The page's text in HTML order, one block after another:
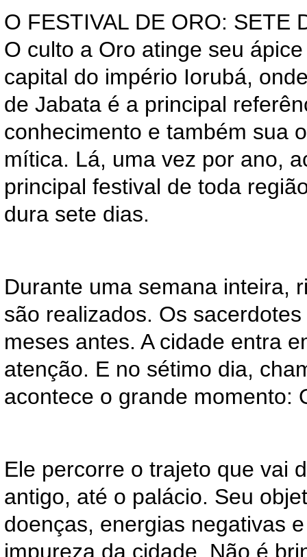
O FESTIVAL DE ORO: SETE
O culto a Oro atinge seu
capital do império Iorubá,
de Jabata é a principal
conhecimento e também sua
mítica. Lá, uma vez por ano,
principal festival de toda
dura sete dias.
Durante uma semana inteira,
são realizados. Os
meses antes. A cidade entra
atenção. E no sétimo dia,
acontece o grande momento:
Ele percorre o trajeto que vai
antigo, até o palácio. Seu
doenças, energias negativas
impureza da cidade. Não é